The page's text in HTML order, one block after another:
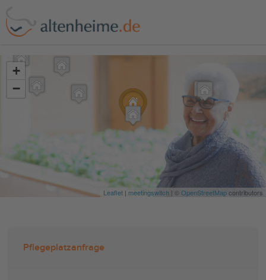
+
−
Leaflet | meetingswitch | ©OpenStreetMapcontributors
Pflegeplatzanfrage